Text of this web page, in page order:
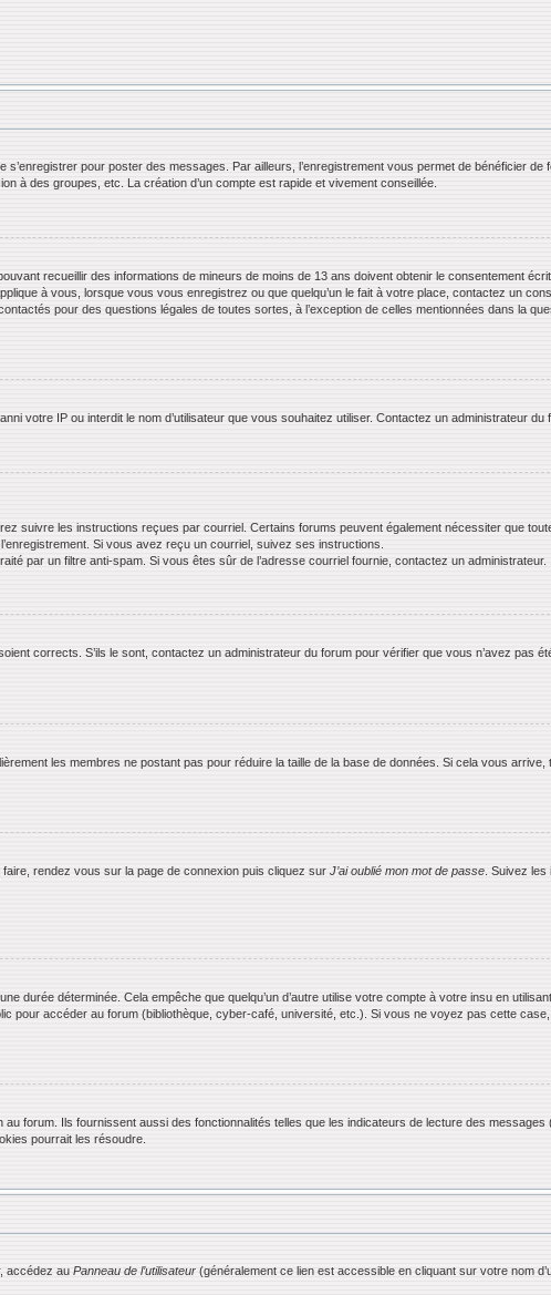
pour poster des messages. Par ailleurs, l’enregistrement vous permet de bénéficier
à des groupes, etc. La création d’un compte est rapide et vivement conseillée.
recueillir des informations de mineurs de moins de 13 ans doivent obtenir le consentement
à vous, lorsque vous vous enregistrez ou que quelqu’un le fait à votre place, contactez un
pour des questions légales de toutes sortes, à l’exception de celles mentionnées dans la
votre IP ou interdit le nom d’utilisateur que vous souhaitez utiliser. Contactez un administrateur du
suivre les instructions reçues par courriel. Certains forums peuvent également nécessiter que
Si vous avez reçu un courriel, suivez ses instructions.
par un filtre anti-spam. Si vous êtes sûr de l’adresse courriel fournie, contactez un administrateur.
corrects. S’ils le sont, contactez un administrateur du forum pour vérifier que vous n’avez pas
les membres ne postant pas pour réduire la taille de la base de données. Si cela vous
rendez vous sur la page de connexion puis cliquez sur J’ai oublié mon mot de passe . Suivez
durée déterminée. Cela empêche que quelqu’un d’autre utilise votre compte à votre insu en
pour accéder au forum (bibliothèque, cyber-café, université, etc.). Si vous ne voyez pas cette
forum. Ils fournissent aussi des fonctionnalités telles que les indicateurs de lecture des
pourrait les résoudre.
accédez au Panneau de l’utilisateur (généralement ce lien est accessible en cliquant sur votre nom